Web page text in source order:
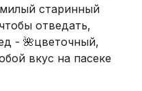
старинный
чтобы отведать,
- 🌺цветочный,
вкус на пасеке